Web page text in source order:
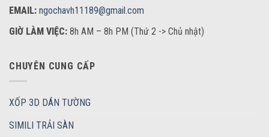
EMAIL: ngochavh11189@gmail.com
GIỜ LÀM VIỆC: 8h AM – 8h PM (Thứ 2 -> Chủ nhật)
CHUYÊN CUNG CẤP
XỐP 3D DÁN TƯỜNG
SIMILI TRẢI SÀN